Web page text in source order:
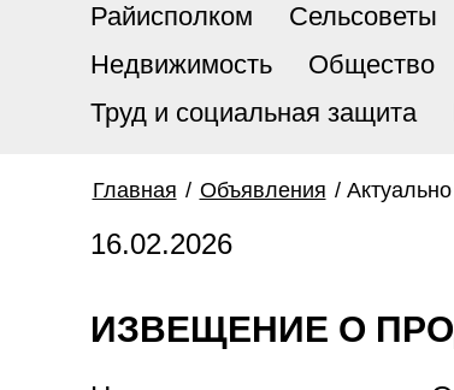
Райисполком Сельсоветы
Недвижимость
Общество
Труд и социальная защита
Главная / Объявления / Актуально
16.02.2026
ИЗВЕЩЕНИЕ О